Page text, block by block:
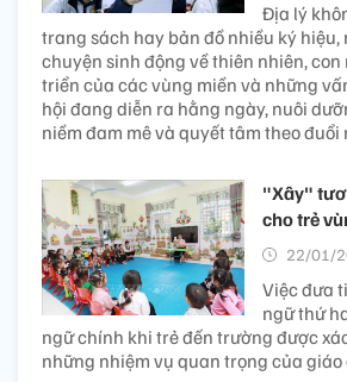
Địa lý
trang sách hay bản đồ nhiều ký hiệu,
chuyện sinh động về thiên nhiên,
triển của các vùng miền và những
hội đang diễn ra hằng ngày, nuôi
niềm đam mê và quyết tâm theo đuổi
"Xây"
cho trẻ
22/01/
Việc đưa
ngữ thứ
ngữ chính khi trẻ đến trường được
những nhiệm vụ quan trọng của